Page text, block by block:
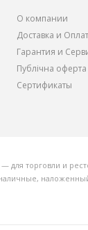
О компании
Доставка и
Гарантия и
Публічна оферта
Сертификаты
торговли и